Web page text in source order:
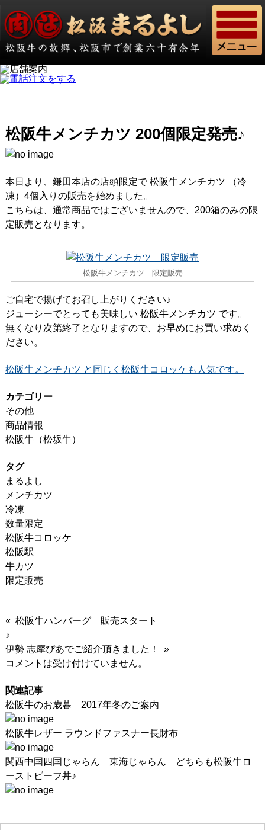
松阪牛メンチカツ 200個限定発売♪
本日より、鎌田本店の店頭限定で 松阪牛メンチカツ （冷
凍）4個入りの販売を始めました。
こちらは、通常商品ではございませんので、200箱のみの限
定販売となります。
松阪牛メンチカツ 限定販売
ご自宅で揚げてお召し上がりください♪
ジューシーでとっても美味しい 松阪牛メンチカツ です。
無くなり次第終了となりますので、お早めにお買い求めく
ださい。
松阪牛メンチカツ と同じく松阪牛コロッケも人気です。
カテゴリー
その他
商品情報
松阪牛（松坂牛）
タグ
まるよし
メンチカツ
冷凍
数量限定
松阪牛コロッケ
松阪駅
牛カツ
限定販売
« 松阪牛ハンバーグ 販売スタート
♪
伊勢 志摩ぴあでご紹介頂きました！ »
コメントは受け付けていません。
関連記事
松阪牛のお歳暮 2017年冬のご案内
松阪牛レザー ラウンドファスナー長財布
関西中国四国じゃらん 東海じゃらん どちらも松阪牛ロ
ーストビーフ丼♪